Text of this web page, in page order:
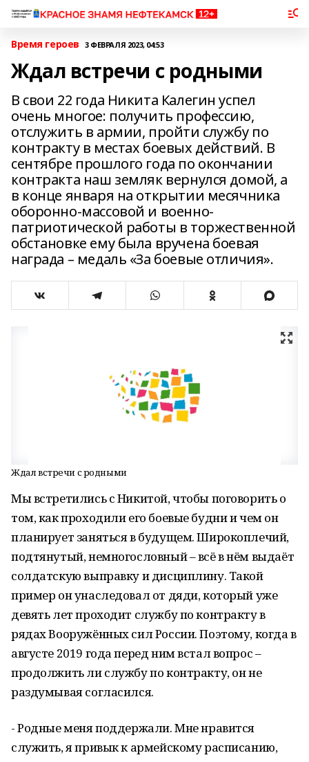
Время героев 3 ФЕВРАЛЯ 2023, 04:53
Ждал встречи с родными
В свои 22 года Никита Калегин успел
очень многое: получить профессию,
отслужить в армии, пройти службу по
контракту в местах боевых действий. В
сентябре прошлого года по окончании
контракта наш земляк вернулся домой, а
в конце января на открытии месячника
оборонно-массовой и военно-
патриотической работы в торжественной
обстановке ему была вручена боевая
награда – медаль «За боевые отличия».
Ждал встречи с родными
Мы встретились с Никитой, чтобы поговорить о
том, как проходили его боевые будни и чем он
планирует заняться в будущем. Широкоплечий,
подтянутый, немногословный – всё в нём выдаёт
солдатскую выправку и дисциплину. Такой
пример он унаследовал от дяди, который уже
девять лет проходит службу по контракту в
рядах Вооружённых сил России. Поэтому, когда в
августе 2019 года перед ним встал вопрос –
продолжить ли службу по контракту, он не
раздумывая согласился.
- Родные меня поддержали. Мне нравится
служить, я привык к армейскому расписанию,